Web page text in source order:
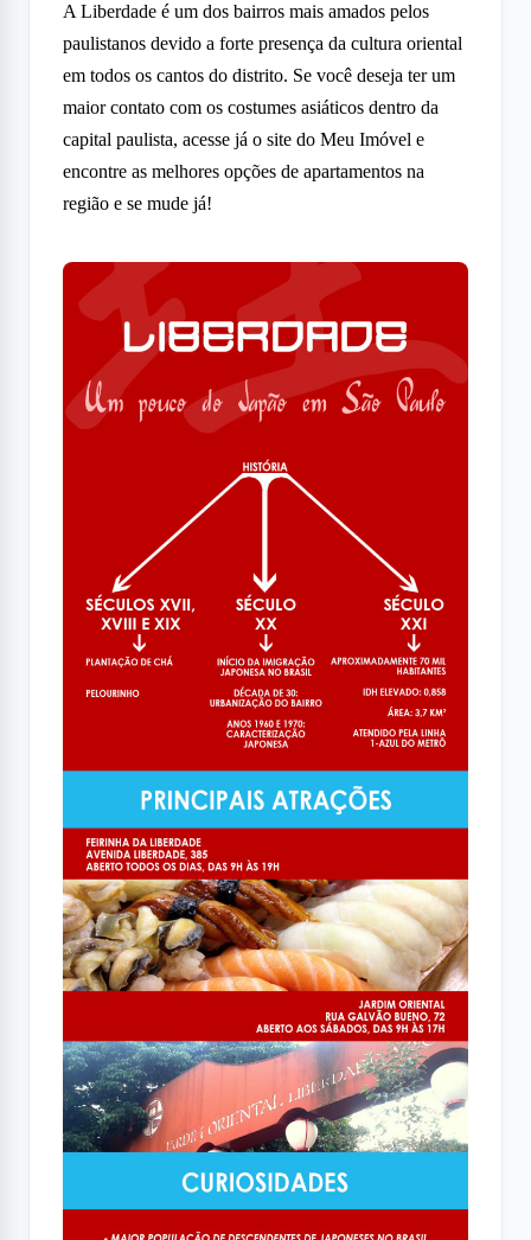
A Liberdade é um dos bairros mais amados pelos
paulistanos devido a forte presença da cultura oriental
em todos os cantos do distrito. Se você deseja ter um
maior contato com os costumes asiáticos dentro da
capital paulista, acesse já o site do Meu Imóvel e
encontre as melhores opções de apartamentos na
região e se mude já!